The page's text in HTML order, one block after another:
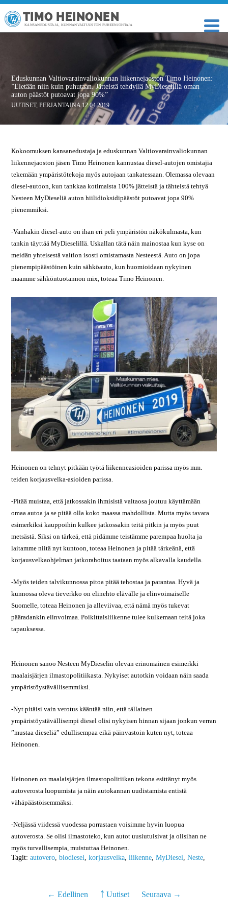
TIMO HEINONEN
KANSANEDUSTAJA, KUNNANVALTUUSTON PUHEENJOHTAJA
Eduskunnan Valtiovarainvaliokunnan liikennejaoston Timo Heinonen:
”Eletään niin kuin puhutaan. Jätteistä tehdyllä MyDieselillä oman
auton päästöt putoavat jopa 90%”
UUTISET,PERJANTAINA 12.04.2019
Kokoomuksen kansanedustaja ja eduskunnan Valtiovarainvaliokunnan
liikennejaoston jäsen Timo Heinonen kannustaa diesel-autojen omistajia
tekemään ympäristötekoja myös autojaan tankatessaan. Olemassa olevaan
diesel-autoon, kun tankkaa kotimaista 100% jätteistä ja tähteistä tehtyä
Nesteen MyDieseliä auton hiilidioksidipäästöt putoavat jopa 90%
pienemmiksi.
-Vanhakin diesel-auto on ihan eri peli ympäristön näkökulmasta, kun
tankin täyttää MyDieselillä. Uskallan tätä näin mainostaa kun kyse on
meidän yhteisestä valtion isosti omistamasta Nesteestä. Auto on jopa
pienempipäästöinen kuin sähköauto, kun huomioidaan nykyinen
maamme sähköntuotannon mix, toteaa Timo Heinonen.
Heinonen on tehnyt pitkään työtä liikenneasioiden parissa myös mm.
teiden korjausvelka-asioiden parissa.
-Pitää muistaa, että jatkossakin ihmisistä valtaosa joutuu käyttämään
omaa autoa ja se pitää olla koko maassa mahdollista. Mutta myös tavara
esimerkiksi kauppoihin kulkee jatkossakin teitä pitkin ja myös puut
metsästä. Siksi on tärkeä, että pidämme teistämme parempaa huolta ja
laitamme niitä nyt kuntoon, toteaa Heinonen ja pitää tärkeänä, että
korjausvelkaohjelman jatkorahoitus taataan myös alkavalla kaudella.
-Myös teiden talvikunnossa pitoa pitää tehostaa ja parantaa. Hyvä ja
kunnossa oleva tieverkko on elinehto elävälle ja elinvoimaiselle
Suomelle, toteaa Heinonen ja alleviivaa, että nämä myös tukevat
pääradankin elinvoimaa. Poikittaisliikenne tulee kulkemaan teitä joka
tapauksessa.
Heinonen sanoo Nesteen MyDieselin olevan erinomainen esimerkki
maalaisjärjen ilmastopolitiikasta. Nykyiset autotkin voidaan näin saada
ympäristöystävällisemmiksi.
-Nyt pitäisi vain verotus kääntää niin, että tällainen
ympäristöystävällisempi diesel olisi nykyisen hinnan sijaan jonkun verran
”mustaa dieseliä” edullisempaa eikä päinvastoin kuten nyt, toteaa
Heinonen.
Heinonen on maalaisjärjen ilmastopolitiikan tekona esittänyt myös
autoverosta luopumista ja näin autokannan uudistamista entistä
vähäpäästöisemmäksi.
-Neljässä viidessä vuodessa porrastaen voisimme hyvin luopua
autoverosta. Se olisi ilmastoteko, kun autot uusiutuisivat ja olisihan ne
myös turvallisempia, muistuttaa Heinonen.
Tagit:autovero,biodiesel,korjausvelka,liikenne,MyDiesel,Neste,
← Edellinen ￪ Uutiset Seuraava →